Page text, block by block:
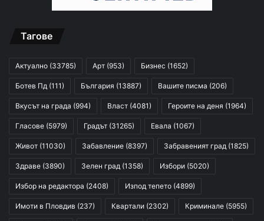
Тагове
Актуално (33785) Арт (953) Бизнес (1652)
Ботев Пд (111) България (13887) Вашите писма (206)
Вкусът на града (994) Власт (4081) Героите на деня (1964)
Гласове (5979) Градът (31265) Евала (1067)
Живот (11030) Забавление (8397) Забравеният град (1825)
Здраве (3890) Зелен град (1358) Избори (5020)
Избор на редактора (2408) Изпод тепето (4899)
Имоти в Пловдив (237) Квартали (2302) Криминале (5955)